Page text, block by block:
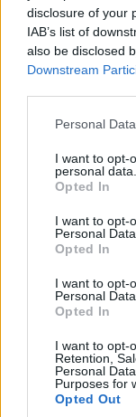
disclosure of your
IAB’s list of
also be disclosed
Downstream
Please note that
not limited to your
grant or deny
use your data for
consent section.
Personal
I want to opt-
personal data.
Opted In
I want to opt-
Personal Data.
Opted In
I want to opt-
Personal
Opted In
I want to opt-
Retention,
Personal
Purposes for
Opted Out
The First
Ιταλία
Μόλις 10 λεπτά
πολυτελή
με
Ανοίγοντας
κατάλυμα